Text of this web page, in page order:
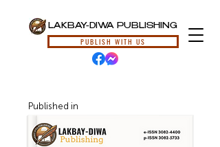
LAKBAY-DIWA PUBLISHING
PUBLISH WITH US
Published in